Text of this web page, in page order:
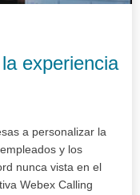
experiencia
a personalizar la
y los
nunca vista en el
Webex Calling